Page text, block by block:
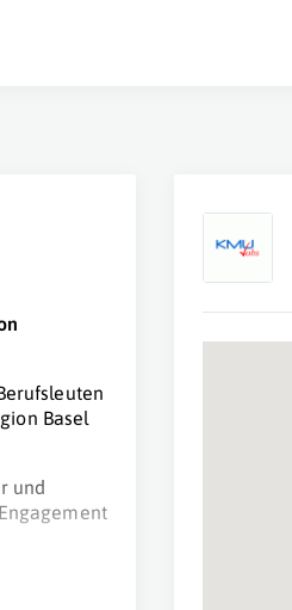
Basel
und